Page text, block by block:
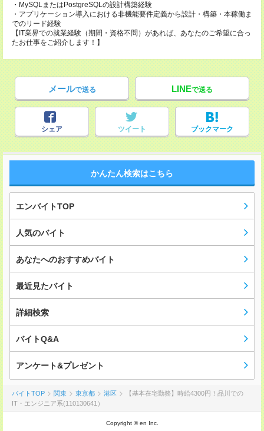
・MySQLまたはPostgreSQLの設計構築経験
・アプリケーション導入における非機能要件定義から設計・構築・本稼働ま
でのリード経験
【IT業界での就業経験（期間・資格不問）があれば、あなたのご希望に合っ
たお仕事をご紹介します！】
メールで送る LINEで送る
シェア ツイート ブックマーク
かんたん検索はこちら
エンバイトTOP
人気のバイト
あなたへのおすすめバイト
最近見たバイト
詳細検索
バイトQ&A
アンケート&プレゼント
バイトTOP 関東 東京都 港区
【基本在宅勤務】時給4300円！品川での
IT・エンジニア系(110130641）
Copyright © en Inc.